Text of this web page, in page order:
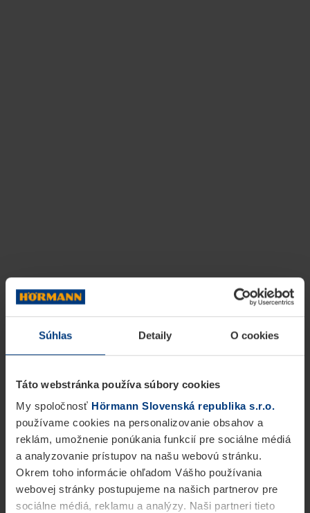
Súhlas Detaily O cookies
Táto webstránka používa súbory cookies
My spoločnosť Hörmann Slovenská republika s.r.o.
používame cookies na personalizovanie obsahov a
reklám, umožnenie ponúkania funkcií pre sociálne médiá
a analyzovanie prístupov na našu webovú stránku.
Okrem toho informácie ohľadom Vášho používania
webovej stránky postupujeme na našich partnerov pre
sociálne médiá, reklamu a analýzy. Naši partneri tieto